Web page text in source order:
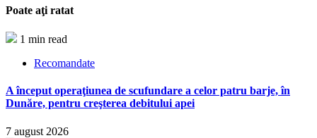
Poate aţi ratat
1 min read
Recomandate
A început operaţiunea de scufundare a celor patru barje, în
Dunăre, pentru creşterea debitului apei
7 august 2026